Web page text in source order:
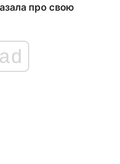
про свою
ad